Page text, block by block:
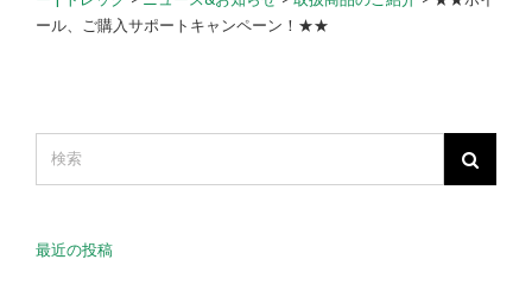
ール、ご購入サポートキャンペーン！★★
最近の投稿